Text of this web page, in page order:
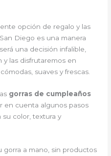
opción de regalo y las
San Diego es una manera
una decisión infalible,
y las disfrutaremos en
suaves y frescas.
gorras de cumpleaños
en cuenta algunos pasos
color, textura y
gorra a mano, sin productos